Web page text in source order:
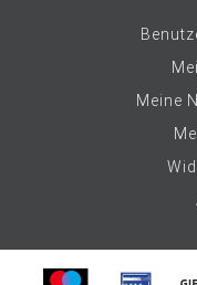
Meine